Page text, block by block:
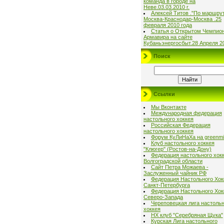
Неве.03.03.2010 г.
Алексей Титов ."По
Москва-Краснодар-Москва .25
февраля 2010 года
Статья о Открытом
Армавира на сайте
Кубаньэнергосбыт.28 Апреля
Поиск
Ссылки
Мы Вконтакте
Международная федерация
настольного хоккея
Российская Федерация
настольного хоккея
Форум КуЛиНаХа на
Клуб настольного хоккея
"Клюгер" (Ростов-на-Дону)
Федерация настольного
Волгоградской области
Сайт Петра Можаева -
Заслуженный чайник РФ
Федерация Настольного
Санкт-Петербурга
Федерация Настольного
Северо-Запада
Череповецкая лига
хоккея
НХ клуб "Серебряная Щука"
Курская Лига настольного